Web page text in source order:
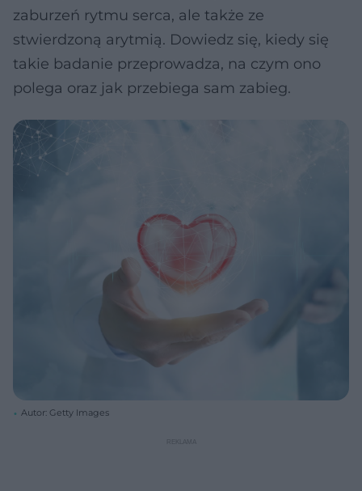
zaburzeń rytmu serca, ale także ze
stwierdzoną arytmią. Dowiedz się, kiedy się
takie badanie przeprowadza, na czym ono
polega oraz jak przebiega sam zabieg.
Autor: Getty Images